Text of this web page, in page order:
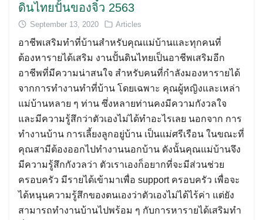
ดินไทยปั้นของจิ๋ว 2563
September 13, 2020 Articles
อาชีพเสริมทำที่บ้านสำหรับคุณแม่บ้านและทุกคนที่
ต้องหารายได้เสริม งานปั้นดินไทยเป็นอาชีพเสริมอีก
อาชีพที่มีความน่าสนใจ สำหรับคนที่กำลังมองหารายได้
จากการทำงานทำที่บ้าน โดยเฉพาะ คุณผู้หญิงและเหล่า
แม่บ้านหลาย ๆ ท่าน ซึ่งหลายท่านคงมีความกังวลใจ
และมีความรู้สึกว่าตัวเองไม่ได้ทำอะไรเลย นอกจาก การ
ทำงานบ้าน การเลี้ยงลูกอยู่บ้าน เป็นแม่ศรีเรือน ในขณะที่
คุณสามีต้องออกไปทำงานนอกบ้าน ดังนั้นคุณแม่บ้านจึง
มีความรู้สึกกังวลว่า ตัวเราเองก็อยากที่จะมีส่วนช่วย
ครอบครัว มีรายได้เข้ามาเพื่อ support ครอบครัว เพื่อจะ
ได้หนุนความรู้สึกของตนเองว่าตัวเองไม่ได้ไร้ค่า แต่ยัง
สามารถทำงานบ้านไปพร้อม ๆ กับการหารายได้เสริมทำ